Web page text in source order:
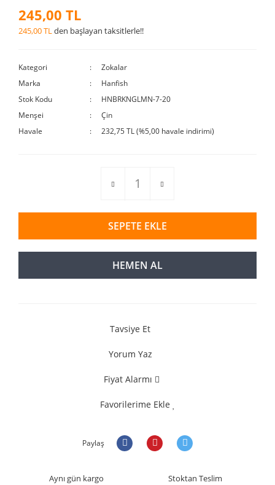
245,00 TL
245,00 TLden başlayan taksitlerle!!
Kategori
Zokalar
Marka
Hanfish
Stok Kodu
HNBRKNGLMN-7-20
Menşei
Çin
Havale
232,75 TL (%5,00 havale indirimi)
SEPETE EKLE
HEMEN AL
Tavsiye Et
Yorum Yaz
Fiyat Alarmı
Favorilerime Ekle
Paylaş
Aynı gün kargo Stoktan Teslim